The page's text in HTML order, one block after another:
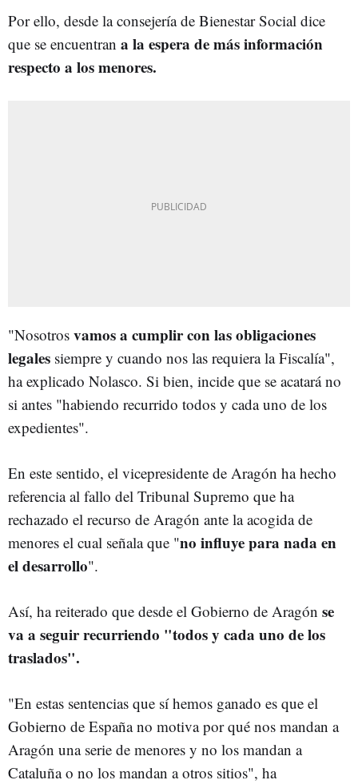
Por ello, desde la consejería de Bienestar Social dice
que se encuentran a la espera de más información
respecto a los menores.
"Nosotros vamos a cumplir con las obligaciones
legales siempre y cuando nos las requiera la Fiscalía",
ha explicado Nolasco. Si bien, incide que se acatará no
si antes "habiendo recurrido todos y cada uno de los
expedientes".
En este sentido, el vicepresidente de Aragón ha hecho
referencia al fallo del Tribunal Supremo que ha
rechazado el recurso de Aragón ante la acogida de
menores el cual señala que "no influye para nada en
el desarrollo".
Así, ha reiterado que desde el Gobierno de Aragón se
va a seguir recurriendo "todos y cada uno de los
traslados".
"En estas sentencias que sí hemos ganado es que el
Gobierno de España no motiva por qué nos mandan a
Aragón una serie de menores y no los mandan a
Cataluña o no los mandan a otros sitios", ha